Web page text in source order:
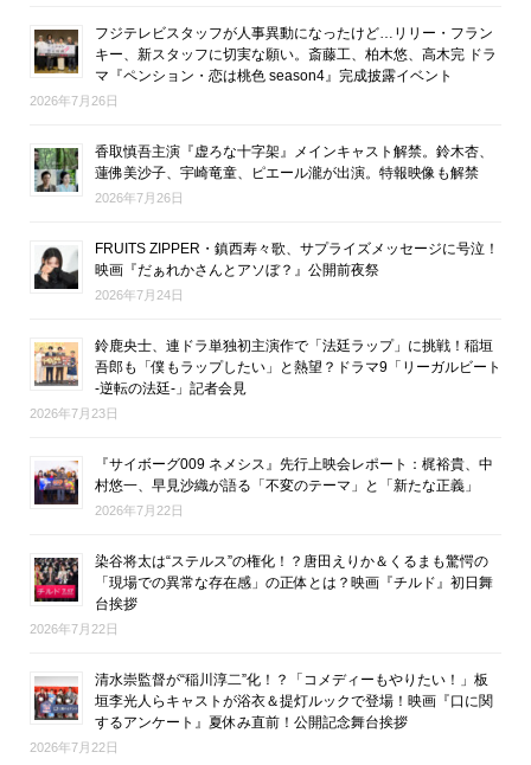
フジテレビスタッフが人事異動になったけど…リリー・フラン
キー、新スタッフに切実な願い。斎藤工、柏木悠、高木完 ドラ
マ『ペンション・恋は桃色 season4』完成披露イベント
2026年7月26日
香取慎吾主演『虚ろな十字架』メインキャスト解禁。鈴木杏、
蓮佛美沙子、宇崎竜童、ピエール瀧が出演。特報映像も解禁
2026年7月26日
FRUITS ZIPPER・鎮西寿々歌、サプライズメッセージに号泣！
映画『だぁれかさんとアソぼ？』公開前夜祭
2026年7月24日
鈴鹿央士、連ドラ単独初主演作で「法廷ラップ」に挑戦！稲垣
吾郎も「僕もラップしたい」と熱望？ドラマ9「リーガルビート
-逆転の法廷-」記者会見
2026年7月23日
『サイボーグ009 ネメシス』先行上映会レポート：梶裕貴、中
村悠一、早見沙織が語る「不変のテーマ」と「新たな正義」
2026年7月22日
染谷将太は“ステルス”の権化！？唐田えりか＆くるまも驚愕の
「現場での異常な存在感」の正体とは？映画『チルド』初日舞
台挨拶
2026年7月22日
清水崇監督が“稲川淳二”化！？「コメディーもやりたい！」板
垣李光人らキャストが浴衣＆提灯ルックで登場！映画『口に関
するアンケート』夏休み直前！公開記念舞台挨拶
2026年7月22日